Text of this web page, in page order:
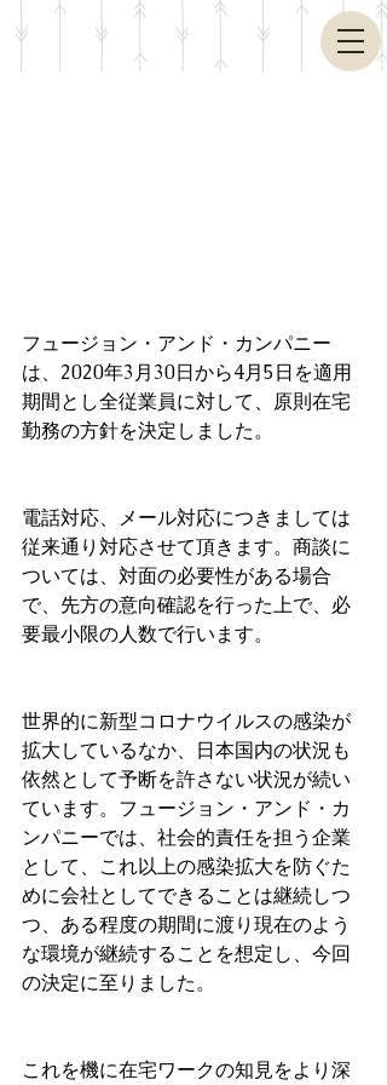
フュージョン・アンド・カンパニー
は、2020年3月30日から4月5日を適用
期間とし全従業員に対して、原則在宅
勤務の方針を決定しました。
電話対応、メール対応につきましては
従来通り対応させて頂きます。商談に
ついては、対面の必要性がある場合
で、先方の意向確認を行った上で、必
要最小限の人数で行います。
世界的に新型コロナウイルスの感染が
拡大しているなか、日本国内の状況も
依然として予断を許さない状況が続い
ています。フュージョン・アンド・カ
ンパニーでは、社会的責任を担う企業
として、これ以上の感染拡大を防ぐた
めに会社としてできることは継続しつ
つ、ある程度の期間に渡り現在のよう
な環境が継続することを想定し、今回
の決定に至りました。
これを機に在宅ワークの知見をより深